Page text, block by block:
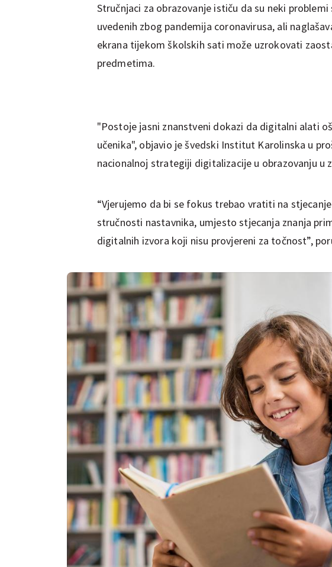
Stručnjaci za obrazovanje ističu da su neki
uvedenih zbog pandemija coronavirusa, ali
ekrana tijekom školskih sati može uzrokovati
predmetima.
"Postoje jasni znanstveni dokazi da digitalni alati
učenika", objavio je švedski Institut Karolinska u
nacionalnoj strategiji digitalizacije u obrazovanju u
“Vjerujemo da bi se fokus trebao vratiti na
stručnosti nastavnika, umjesto stjecanja znanja
digitalnih izvora koji nisu provjereni za točnost”,